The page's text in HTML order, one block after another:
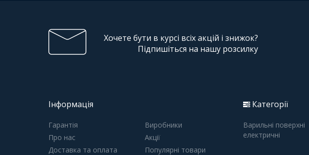
Хочете бути в курсі всіх акцій і знижок?
Підпишіться на нашу розсилку
Інформація
Гарантія
Про нас
Доставка та оплата
Виробники
Акції
Популярні товари
Категорії
Варильні поверхні
електричні